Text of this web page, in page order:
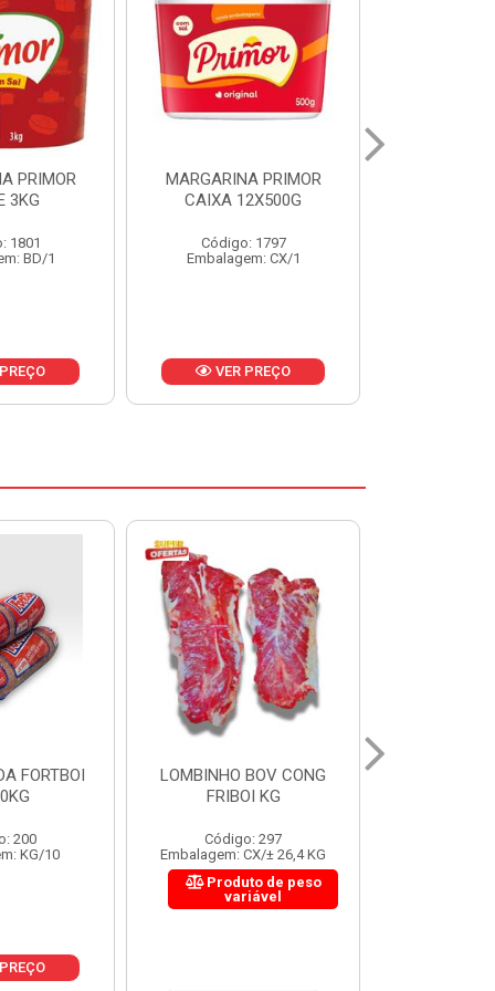
PRIMOR
1797
CX/1
MARGARINA PRIMOR CX
24X250G
Código: 1921
Embalagem: CX/1
VER PREÇO
CONG
KG
297
± 26,4 KG
FIGADO BOV CONG FRIBOI
KG
Código: 222
Embalagem: CX/± 30,12 KG
Produto de peso
variável